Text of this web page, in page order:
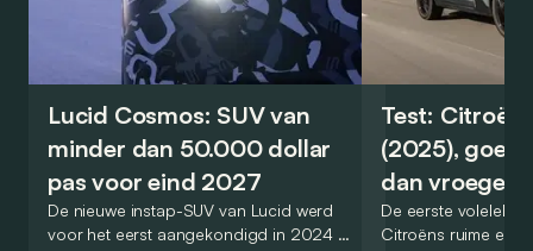
Lucid Cosmos: SUV van
minder dan 50.000 dollar
pas voor eind 2027
De nieuwe instap-SUV van Lucid werd
voor het eerst aangekondigd in 2024 en
Test: Citroën
(2025), goed
dan vroeger
De eerste
Citroëns ruime en